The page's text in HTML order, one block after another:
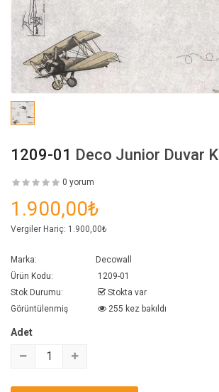
1209-01 Deco Junior Duvar
0 yorum
1.900,00₺
Vergiler Hariç: 1.900,00₺
Marka:
Decowall
Ürün Kodu:
1209-01
Stok Durumu:
Stokta var
Görüntülenmiş
255 kez bakıldı
Adet